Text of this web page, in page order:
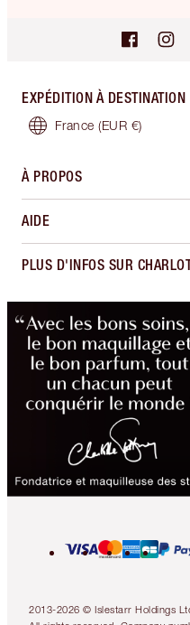
EXPÉDITION À DESTINATION
France (EUR €)
À PROPOS
AIDE
PLUS D'INFOS SUR
2013-2026 © Islestarr Holdings